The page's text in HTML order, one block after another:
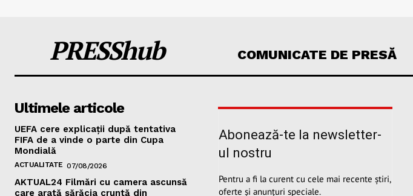
PRESShub COMUNICATE DE PRESĂ
Ultimele articole
UEFA cere explicații după tentativa
FIFA de a vinde o parte din Cupa
Mondială
ACTUALITATE 07/08/2026
AKTUAL24 Filmări cu camera ascunsă
care arată sărăcia cruntă din
Abonează-te la newsletter-
ul nostru
Pentru a fi la curent cu cele mai recente știri,
oferte și anunțuri speciale.